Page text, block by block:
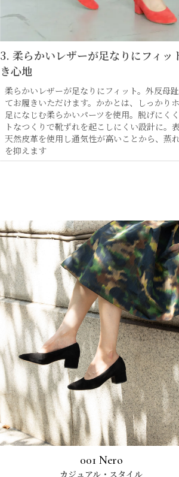
3. 柔らかいレザーが足なりにフィッ
き心地
柔らかいレザーが足なりにフィット。外反母
てお履きいただけます。かかとは、しっかりホ
足になじむ柔らかいパーツを使用。脱げにく
トなつくりで靴ずれを起こしにくい設計に。
天然皮革を使用し通気性が高いことから、蒸
を抑えます
001 Nero
カジュアル・スタイル